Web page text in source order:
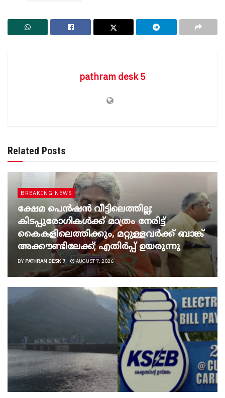
pathram desk 5
Related Posts
BREAKING NEWS
ക്ഷേമ പെൻഷൻ വീട്ടിലെത്തില്ല;
കിടപ്പുരോഗികൾക്ക് മാത്രം നേരിട്ട്
കൈകളിലെത്തിക്കും, മറ്റുള്ളവർക്ക് ബാങ്ക്
അക്കൗണ്ടിലേക്ക്; എതിർപ്പ് ഉയരുന്നു
BY PATHRAM DESK 7 AUGUST 7, 2026